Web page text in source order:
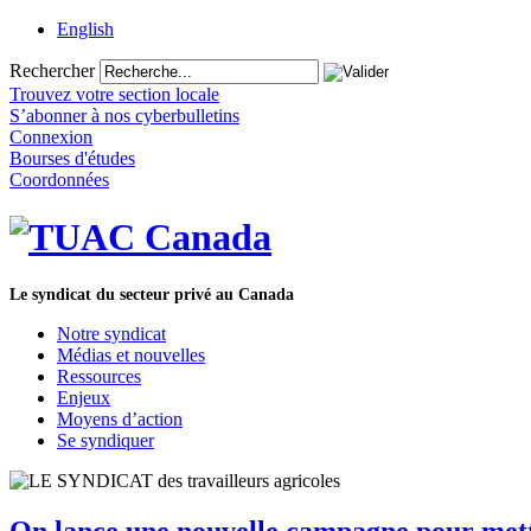
English
Rechercher
Trouvez votre section locale
S’abonner à nos cyberbulletins
Connexion
Bourses d'études
Coordonnées
Le syndicat du secteur privé au Canada
Notre syndicat
Médias et nouvelles
Ressources
Enjeux
Moyens d’action
Se syndiquer